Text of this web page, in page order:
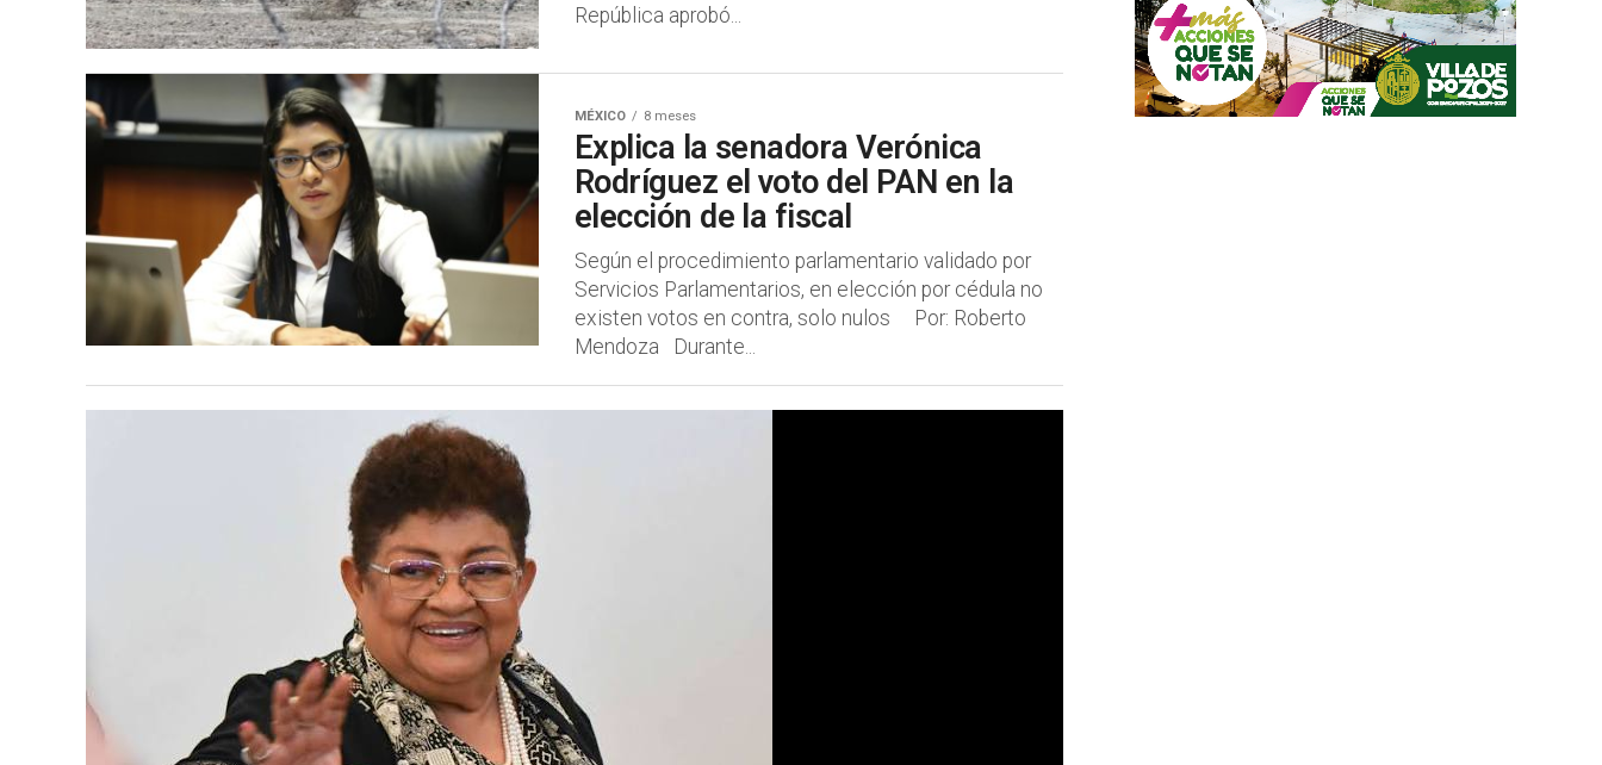
República aprobó...
MÉXICO 8 meses
Explica la senadora Verónica
Rodríguez el voto del PAN en la
elección de la fiscal
Según el procedimiento parlamentario validado por
Servicios Parlamentarios, en elección por cédula no
existen votos en contra, solo nulos ​Por: Roberto
Mendoza ​Durante...